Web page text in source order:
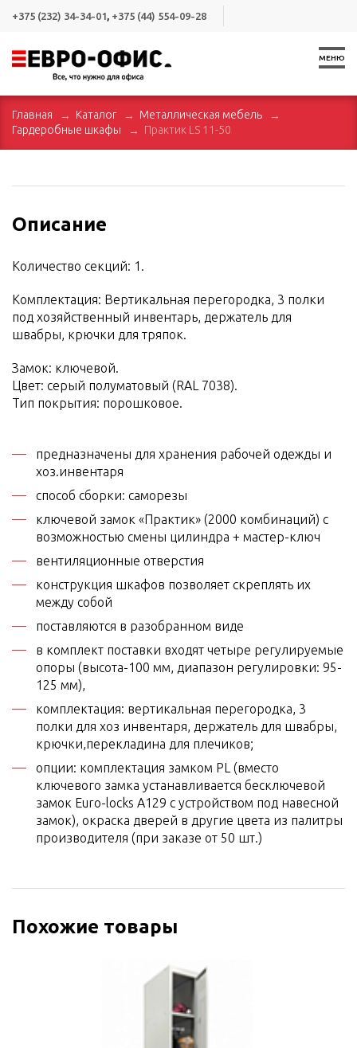
+375 (232) 34-34-01, +375 (44) 554-09-28
МЕНЮ
Главная Каталог
Металлическая мебель
Гардеробные шкафы
Практик LS 11-50
Описание
Количество секций: 1.
Комплектация: Вертикальная перегородка, 3 полки
под хозяйственный инвентарь, держатель для
швабры, крючки для тряпок.
Замок: ключевой.
Цвет: серый полуматовый (RAL 7038).
Тип покрытия: порошковое.
предназначены для хранения рабочей одежды и
хоз.инвентаря
способ сборки: саморезы
ключевой замок «Практик» (2000 комбинаций) с
возможностью смены цилиндра + мастер-ключ
вентиляционные отверстия
конструкция шкафов позволяет скреплять их
между собой
поставляются в разобранном виде
в комплект поставки входят четыре регулируемые
опоры (высота-100 мм, диапазон регулировки: 95-
125 мм),
комплектация: вертикальная перегородка, 3
полки для хоз инвентаря, держатель для швабры,
крючки,перекладина для плечиков;
опции: комплектация замком PL (вместо
ключевого замка устанавливается бесключевой
замок Euro-locks A129 с устройством под навесной
замок), окраска дверей в другие цвета из палитры
производителя (при заказе от 50 шт.)
Похожие товары